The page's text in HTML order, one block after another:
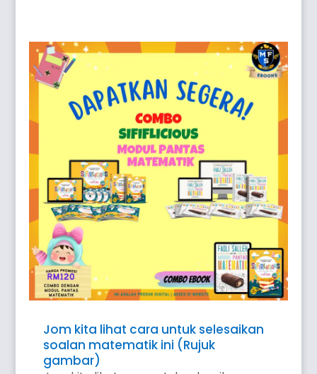
Jom kita lihat cara untuk selesaikan
soalan matematik ini (Rujuk
gambar)